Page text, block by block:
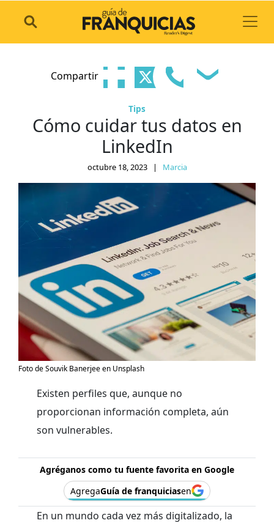
Compartir
Tips
Cómo cuidar tus datos en
LinkedIn
octubre 18, 2023 | Marcia
Foto de Souvik Banerjee en Unsplash
Existen perfiles que, aunque no
proporcionan información completa, aún
son vulnerables.
Agréganos como tu fuente favorita en Google
AgregaGuía de franquiciasen
En un mundo cada vez más digitalizado, la